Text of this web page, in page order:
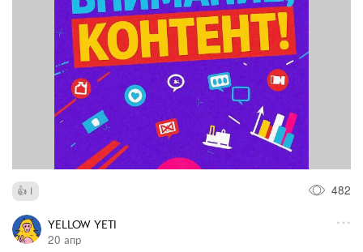
1 482
YELLOW YETI
20 апр